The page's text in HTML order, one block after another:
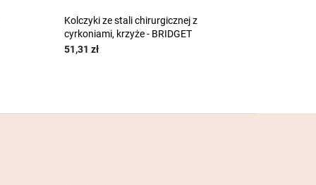
Kolczyki ze stali chirurgicznej z
cyrkoniami, krzyże - BRIDGET
51,31 zł